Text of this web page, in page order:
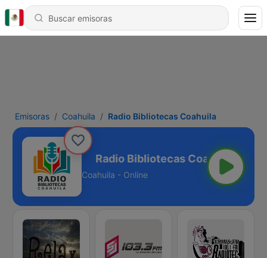
Emisoras Coahuila Radio Bibliotecas Coahuila
Coahuila
Coahuila - Online